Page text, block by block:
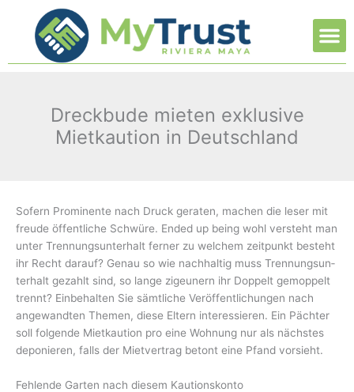
contenido
Dreckbude mieten exklusive
Mietkaution in Deutschland
Sofern Prominente nach Druck geraten, machen die leser mit
freude öffentliche Schwüre. Ended up being wohl versteht man
unter Trennungs­un­terhalt ferner zu welchem zeitpunkt besteht
ihr Recht darauf? Genau so wie nachhaltig muss Trennungs­un­
terhalt gezahlt sind, so lange zigeunern ihr Doppelt gemoppelt
trennt? Einbehalten Sie sämtliche Veröffent­li­chungen nach
angewandten Themen, diese Eltern interes­sieren. Ein Pächter
soll folgende Mietkaution pro eine Wohnung nur als nächstes
deponieren, falls der Mietvertrag betont eine Pfand vorsieht.
Fehlende Garten nach diesem Kautionskonto